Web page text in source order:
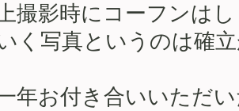
撮影時にコーフンは
く写真というのは確
年お付き合いいただ